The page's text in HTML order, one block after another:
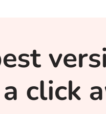
click